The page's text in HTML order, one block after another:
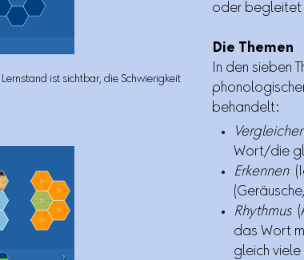
ist sichtbar, die Schwierigkeit
oder begleitet
Die Themen
In den sieben
behandelt:
Wort/die
Erkennen
Rhythmus
das Wort
gleich viele